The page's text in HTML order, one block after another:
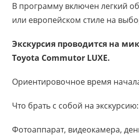
В программу включен легкий
или европейском стиле на
Экскурсия проводится на
Toyota Commutor LUXE.
Ориентировочное время
Что брать с собой на экскурсию:
Фотоаппарат, видеокамера,